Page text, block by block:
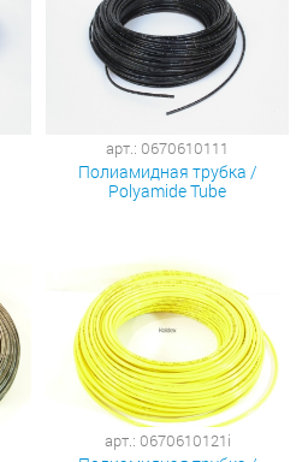
арт.: 0670610111
Полиамидная трубка /
Polyamide Tube
арт.: 0670610121i